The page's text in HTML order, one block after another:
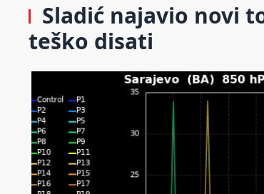
Sladić najavio novi
teško disati